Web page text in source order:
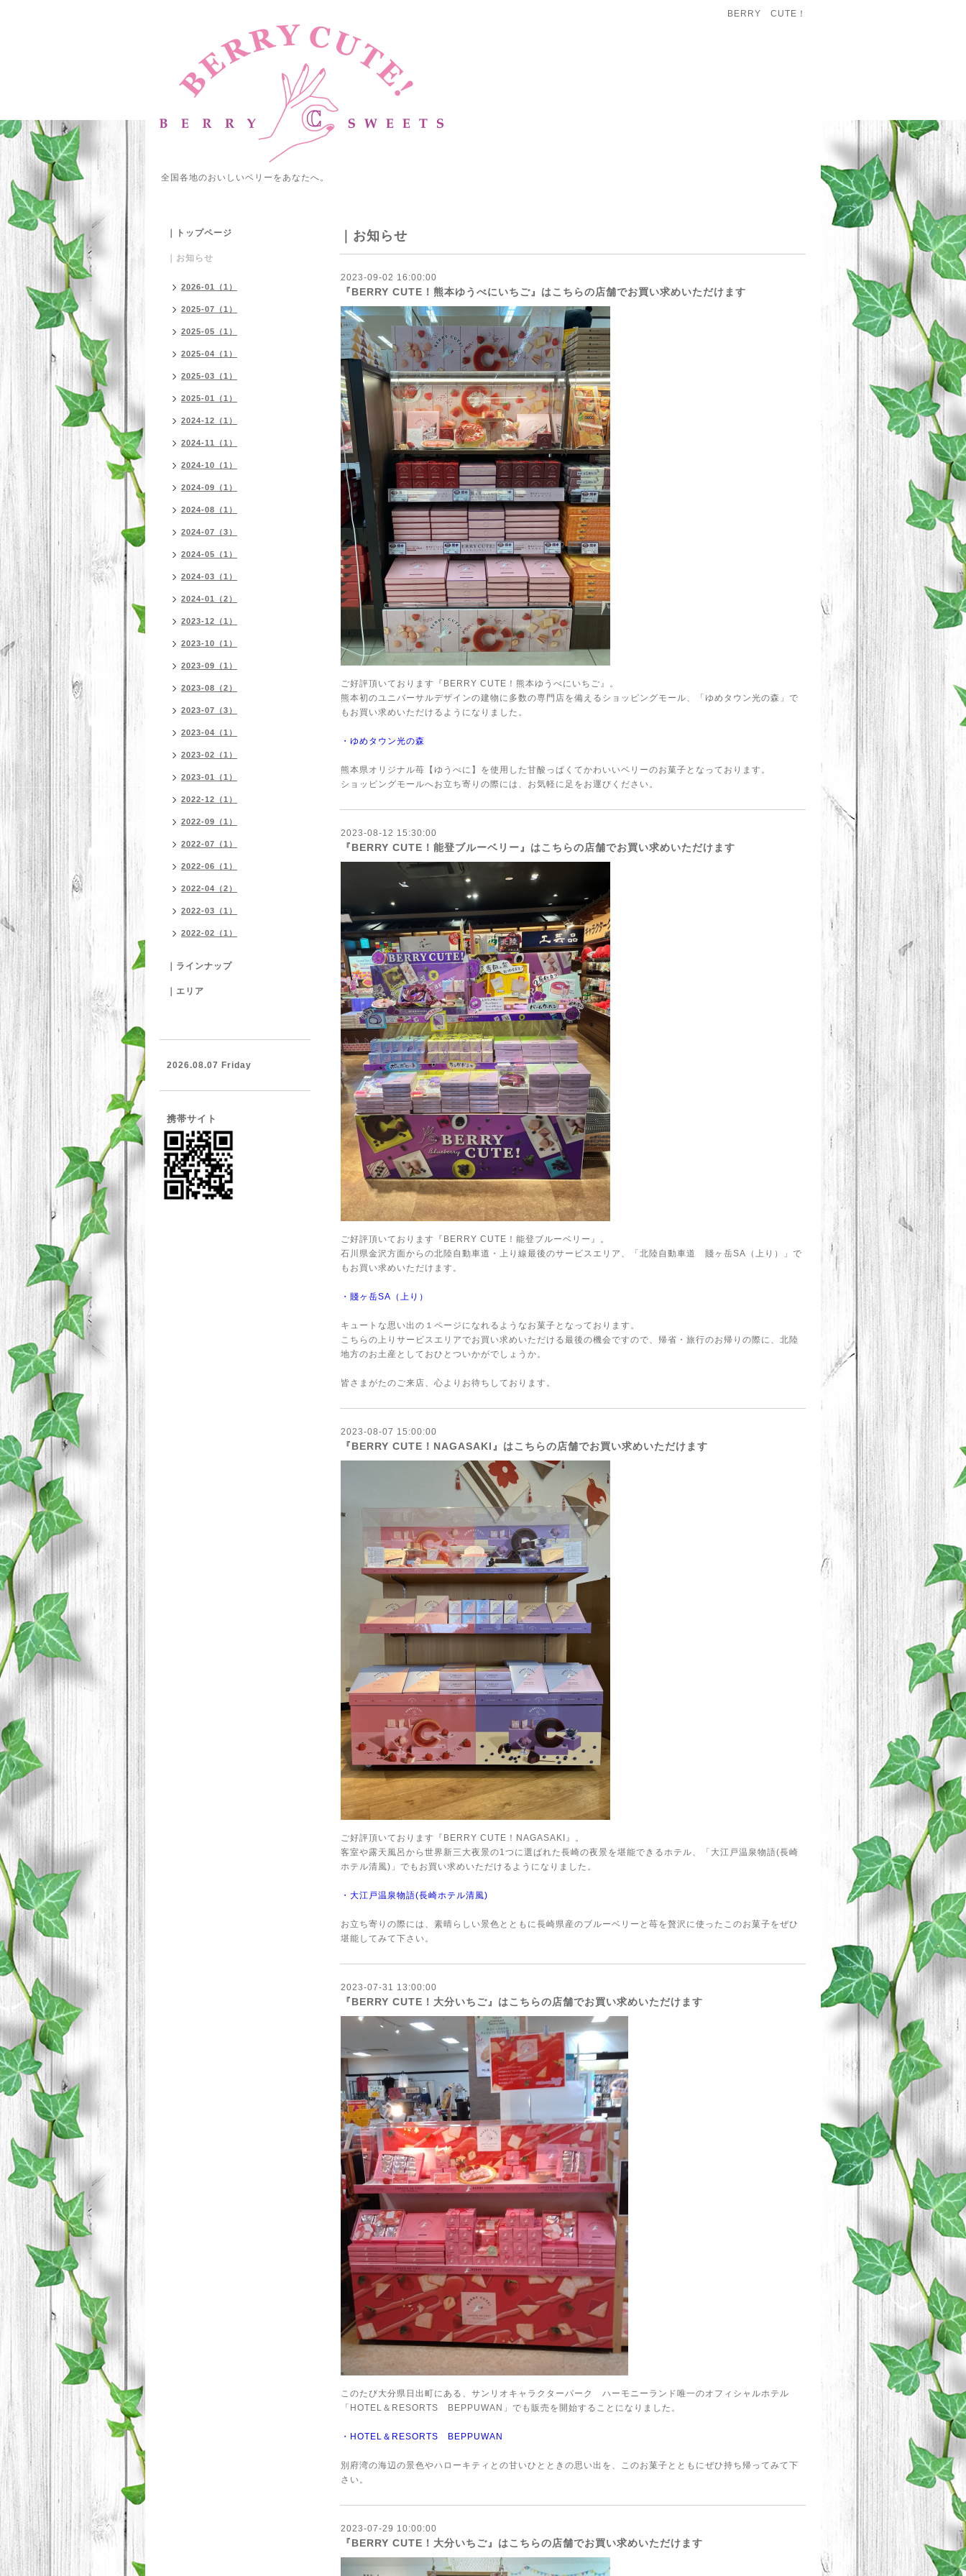
BERRY CUTE！
全国各地のおいしいベリーをあなたへ。
｜お知らせ
2023-09-02 16:00:00
『BERRY CUTE！熊本ゆうべにいちご』はこちらの店舗でお買い求めいただけます
ご好評頂いております『BERRY CUTE！熊本ゆうべにいちご』。
熊本初のユニバーサルデザインの建物に多数の専門店を備えるショッピングモール、「ゆめタウン光の森」で
もお買い求めいただけるようになりました。
・ ゆめタウン光の森
熊本県オリジナル苺【ゆうべに】を使用した甘酸っぱくてかわいいベリーのお菓子となっております。
ショッピングモールへお立ち寄りの際には、お気軽に足をお運びください。
2023-08-12 15:30:00
『BERRY CUTE！能登ブルーベリー』はこちらの店舗でお買い求めいただけます
ご好評頂いております『BERRY CUTE！能登ブルーベリー』。
石川県金沢方面からの北陸自動車道・上り線最後のサービスエリア、「北陸自動車道 賤ヶ岳SA（上り）」で
もお買い求めいただけます。
・ 賤ヶ岳SA（上り）
キュートな思い出の１ページになれるようなお菓子となっております。
こちらの上りサービスエリアでお買い求めいただける最後の機会ですので、帰省・旅行のお帰りの際に、北陸
地方のお土産としておひとついかがでしょうか。
皆さまがたのご来店、心よりお待ちしております。
2023-08-07 15:00:00
『BERRY CUTE！NAGASAKI』はこちらの店舗でお買い求めいただけます
ご好評頂いております『BERRY CUTE！NAGASAKI』。
客室や露天風呂から世界新三大夜景の1つに選ばれた長崎の夜景を堪能できるホテル、「大江戸温泉物語(長崎
ホテル清風)」でもお買い求めいただけるようになりました。
・ 大江戸温泉物語(長崎ホテル清風)
お立ち寄りの際には、素晴らしい景色とともに長崎県産のブルーベリーと苺を贅沢に使ったこのお菓子をぜひ
堪能してみて下さい。
2023-07-31 13:00:00
『BERRY CUTE！大分いちご』はこちらの店舗でお買い求めいただけます
このたび大分県日出町にある、サンリオキャラクターパーク ハーモニーランド唯一のオフィシャルホテル
「HOTEL＆RESORTS BEPPUWAN」でも販売を開始することになりました。
・ HOTEL＆RESORTS BEPPUWAN
別府湾の海辺の景色やハローキティとの甘いひとときの思い出を、このお菓子とともにぜひ持ち帰ってみて下
さい。
2023-07-29 10:00:00
『BERRY CUTE！大分いちご』はこちらの店舗でお買い求めいただけます
｜トップページ
｜お知らせ
2026-01（1）
2025-07（1）
2025-05（1）
2025-04（1）
2025-03（1）
2025-01（1）
2024-12（1）
2024-11（1）
2024-10（1）
2024-09（1）
2024-08（1）
2024-07（3）
2024-05（1）
2024-03（1）
2024-01（2）
2023-12（1）
2023-10（1）
2023-09（1）
2023-08（2）
2023-07（3）
2023-04（1）
2023-02（1）
2023-01（1）
2022-12（1）
2022-09（1）
2022-07（1）
2022-06（1）
2022-04（2）
2022-03（1）
2022-02（1）
｜ラインナップ
｜エリア
2026.08.07 Friday
携帯サイト